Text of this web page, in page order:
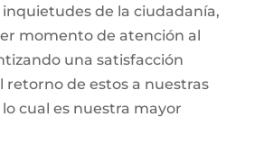
de la ciudadanía,
momento de atención al
una satisfacción
retorno de estos a nuestras
cual es nuestra mayor